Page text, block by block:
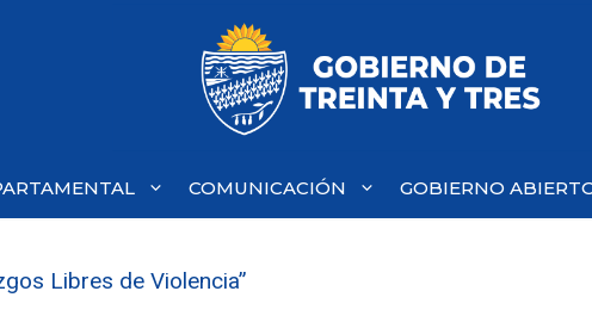
COMUNICACIÓN GOBIERNO
Libres de Violencia”